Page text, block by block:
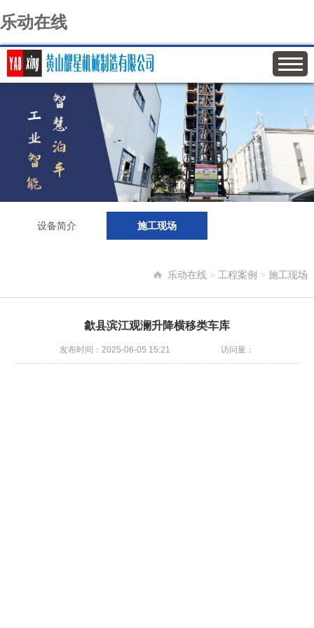
乐动在线
设备简介 施工现场
乐动在线 > 工程案例 >施工现场
歙县滨江观澜升降横移类车库
发布时间：2025-06-05 15:21 访问量：